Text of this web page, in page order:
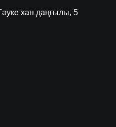
хан даңғылы, 5